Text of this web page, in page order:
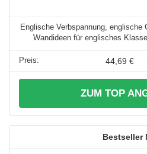
Englische Verbspannung, englische
Wandideen für englisches
44,69 €
ZUM TOP